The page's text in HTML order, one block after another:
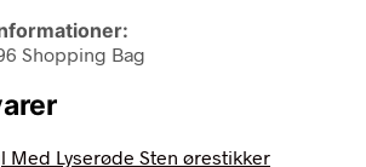
Shopping Bag